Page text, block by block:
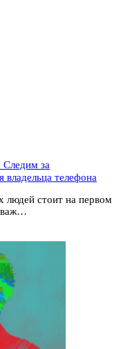
Следим за
владельца телефона
людей стоит на первом
важ…